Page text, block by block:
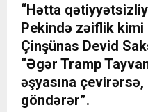
“Hətta
Pekində zəiflik kimi
Çinşünas Devid
“Əgər Tramp
əşyasına
göndərər”.